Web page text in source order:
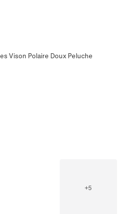
Vison Polaire Doux Peluche
+5